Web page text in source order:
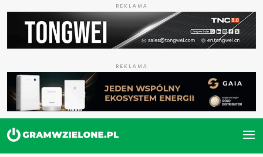
REKLAMA
REKLAMA